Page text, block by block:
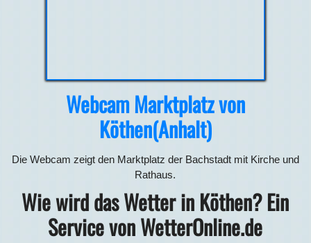
Webcam Marktplatz von
Köthen(Anhalt)
Die Webcam zeigt den Marktplatz der Bachstadt mit Kirche und
Rathaus.
Wie wird das Wetter in Köthen? Ein
Service von WetterOnline.de